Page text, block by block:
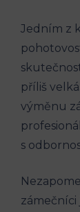
Jedním z
příliš
výměnu
s
zámečníci